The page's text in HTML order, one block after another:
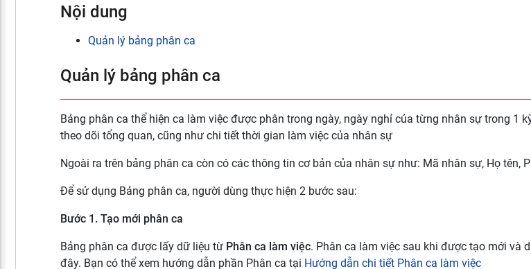
Nội dung
Quản lý bảng phân ca
Quản lý bảng phân ca
Bảng phân ca thể hiện ca làm việc được phân trong ngày, ngày nghỉ của từng nhân sự trong 1
theo dõi tổng quan, cũng như chi tiết thời gian làm việc của nhân sự
Ngoài ra trên bảng phân ca còn có các thông tin cơ bản của nhân sự như: Mã nhân sự, Họ tên,
Để sử dụng Bảng phân ca, người dùng thực hiện 2 bước sau:
Bước 1. Tạo mới phân ca
Bảng phân ca được lấy dữ liệu từ Phân ca làm việc. Phân ca làm việc sau khi được tạo mới và
đây. Bạn có thể xem hướng dẫn phần Phân ca tại Hướng dẫn chi tiết Phân ca làm việc